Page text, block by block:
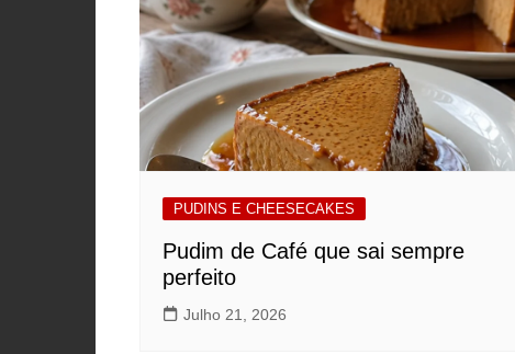
PORCO, JAVALI, LEITÃO
VACA, VITELA, NOVILHO
PUDINS E CHEESECAKES
Pudim de Café que sai sempre
perfeito
Julho 21, 2026